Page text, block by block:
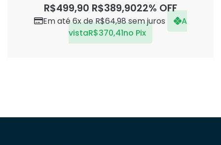
de
R$499,90 R$389,9022% OFF
Em até 6x deR$64,98sem juros
A
vistaR$370,41no Pix